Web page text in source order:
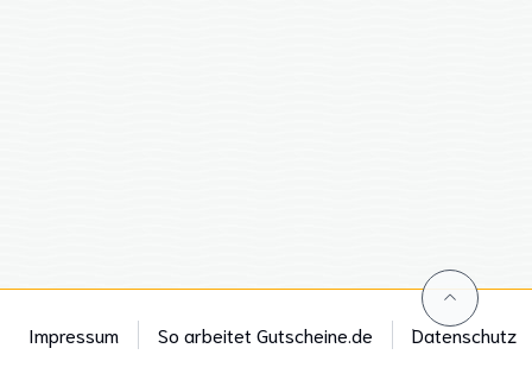
Impressum So arbeitet Gutscheine.de Datenschutz